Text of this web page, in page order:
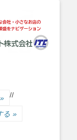
ジネスサポ
株式会社
ション
/
» /
る »